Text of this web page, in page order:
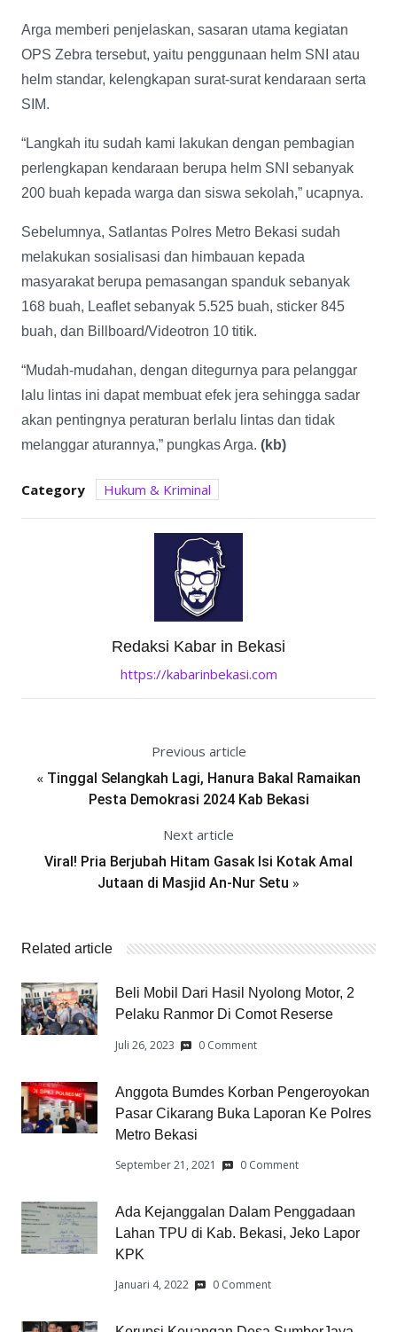
Arga memberi penjelaskan, sasaran utama kegiatan
OPS Zebra tersebut, yaitu penggunaan helm SNI atau
helm standar, kelengkapan surat-surat kendaraan serta
SIM.
“Langkah itu sudah kami lakukan dengan pembagian
perlengkapan kendaraan berupa helm SNI sebanyak
200 buah kepada warga dan siswa sekolah,” ucapnya.
Sebelumnya, Satlantas Polres Metro Bekasi sudah
melakukan sosialisasi dan himbauan kepada
masyarakat berupa pemasangan spanduk sebanyak
168 buah, Leaflet sebanyak 5.525 buah, sticker 845
buah, dan Billboard/Videotron 10 titik.
“Mudah-mudahan, dengan ditegurnya para pelanggar
lalu lintas ini dapat membuat efek jera sehingga sadar
akan pentingnya peraturan berlalu lintas dan tidak
melanggar aturannya,” pungkas Arga. (kb)
Category Hukum & Kriminal
Redaksi Kabar in Bekasi
https://kabarinbekasi.com
Previous article
« Tinggal Selangkah Lagi, Hanura Bakal Ramaikan
Pesta Demokrasi 2024 Kab Bekasi
Next article
Viral! Pria Berjubah Hitam Gasak Isi Kotak Amal
Jutaan di Masjid An-Nur Setu »
Related article
Beli Mobil Dari Hasil Nyolong Motor, 2
Pelaku Ranmor Di Comot Reserse
Juli 26, 2023 0 Comment
Anggota Bumdes Korban Pengeroyokan
Pasar Cikarang Buka Laporan Ke Polres
Metro Bekasi
September 21, 2021 0 Comment
Ada Kejanggalan Dalam Penggadaan
Lahan TPU di Kab. Bekasi, Jeko Lapor
KPK
Januari 4, 2022 0 Comment